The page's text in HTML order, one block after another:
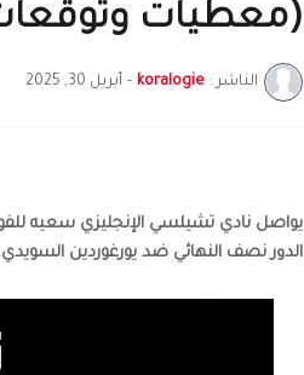
(معطيات
الناشر : koralogie
- أبريل 30, 2025
يواصل نادي تشيلسي الإنجليزي سعيه
الدور نصف النهائي ضد يورغوردين السويدي، يوم الخميس 01 ماي